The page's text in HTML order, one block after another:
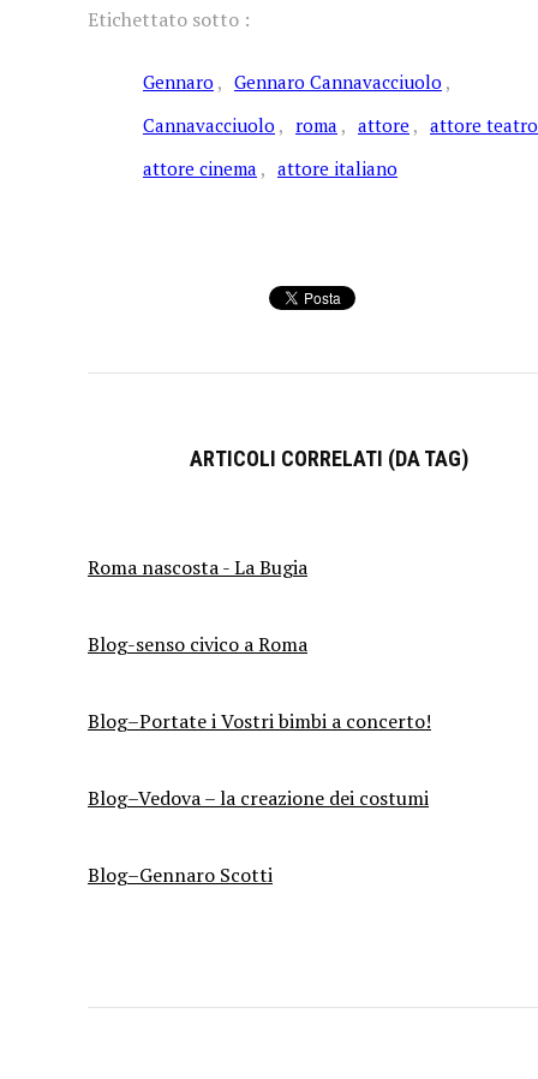
Etichettato sotto :
Gennaro
Gennaro Cannavacciuolo
Cannavacciuolo
roma attore
attore teatro
attore cinema
attore italiano
ARTICOLI CORRELATI (DA TAG)
Roma nascosta - La Bugia
Blog-senso civico a Roma
Blog–Portate i Vostri bimbi a concerto!
Blog–Vedova – la creazione dei costumi
Blog–Gennaro Scotti